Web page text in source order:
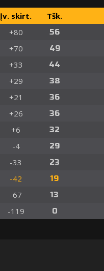
Įv. skirt. Tšk.
+80 56
+70 49
+33 44
+29 38
+21 36
+26 36
+6 32
-4 29
-33 23
-42 19
-67 13
-119 0